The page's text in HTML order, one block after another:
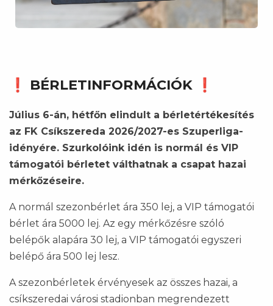
❗ BÉRLETINFORMÁCIÓK ❗
Július 6-án, hétfőn elindult a bérletértékesítés
az FK Csíkszereda 2026/2027-es Szuperliga-
idényére. Szurkolóink idén is normál és VIP
támogatói bérletet válthatnak a csapat hazai
mérkőzéseire.
A normál szezonbérlet ára 350 lej, a VIP támogatói
bérlet ára 5000 lej. Az egy mérkőzésre szóló
belépők alapára 30 lej, a VIP támogatói egyszeri
belépő ára 500 lej lesz.
A szezonbérletek érvényesek az összes hazai, a
csíkszeredai városi stadionban megrendezett